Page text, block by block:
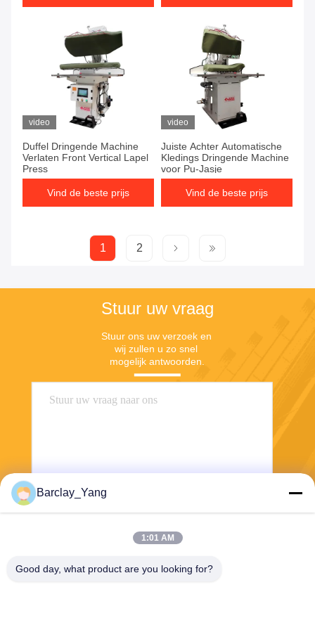
video
Duffel Dringende Machine
Verlaten Front Vertical Lapel
Press
Vind de beste prijs
video
Juiste Achter Automatische
Kledings Dringende Machine
voor Pu-Jasje
Vind de beste prijs
1 2
Stuur uw vraag
Stuur ons uw verzoek en
wij zullen u zo snel
mogelijk antwoorden.
Barclay_Yang
1:01 AM
Good day, what product are you looking for?